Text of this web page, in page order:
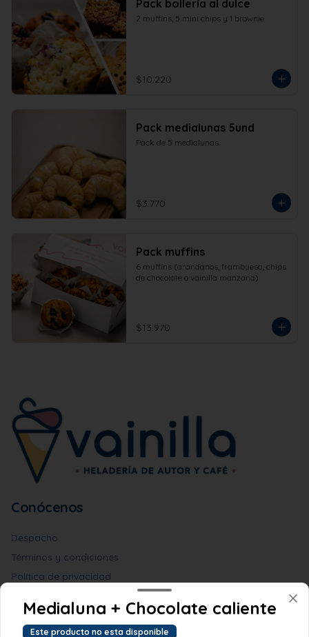
Pack bollería al dulce
2 muffins, 5 mini chips y 1 brownie
$10.220
Pack medialunas 5und
Pack de 5 medialunas.
$3.770
Pack muffins
6 muffins (arandanos, frambuesa, chips
de chocolate o vainilla manzana)
$13.970
Conócenos
Despacho
Términos y condiciones
Política de privacidad
Redes sociales
Medialuna + Chocolate caliente
Este producto no esta disponible